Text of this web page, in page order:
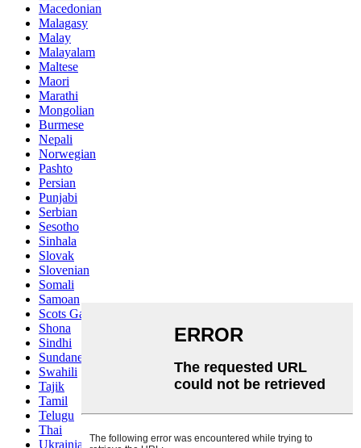
Macedonian
Malagasy
Malay
Malayalam
Maltese
Maori
Marathi
Mongolian
Burmese
Nepali
Norwegian
Pashto
Persian
Punjabi
Serbian
Sesotho
Sinhala
Slovak
Slovenian
Somali
Samoan
Scots Gaelic
Shona
Sindhi
Sundanese
Swahili
Tajik
Tamil
Telugu
Thai
Ukrainian